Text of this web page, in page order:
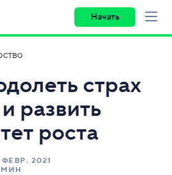
Начать
страх
развить
роста
ФЕВР. 2021
МИН